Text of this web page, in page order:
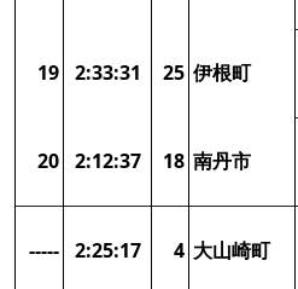
19 2:33:31 25 伊根町
20 2:12:37 18 南丹市
----- 2:25:17 4 大山崎町